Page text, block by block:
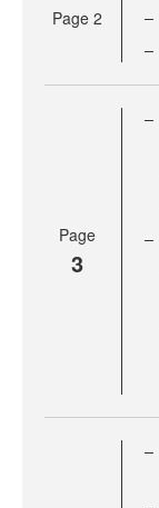
Page 2
Page
3